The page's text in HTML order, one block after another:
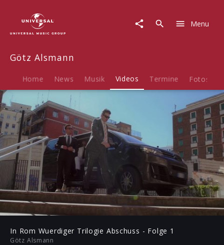
Video
Wuerdiger
Trilogie
Abschuss
-
Folge
1
Menu
Götz Alsmann
Home News Musik Videos Termine Fotos
Play
-03:43
Mute
Play
In Rom Wuerdiger Trilogie Abschuss - Folge 1
Götz Alsmann